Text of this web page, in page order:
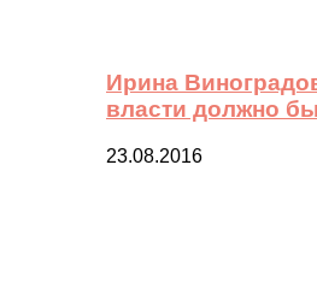
Ирина
власти должно
23.08.2016